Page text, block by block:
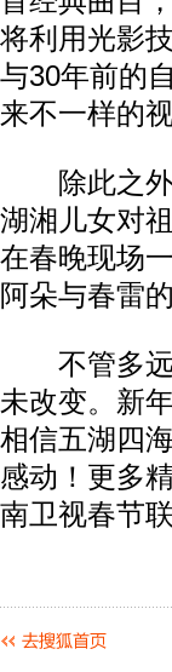
将利用光影
与30年前的
来不一样的
除此之外
湖湘儿女对
在春晚现场
阿朵与春雷
不管多远
未改变。新
相信五湖四
感动！更多
南卫视春节